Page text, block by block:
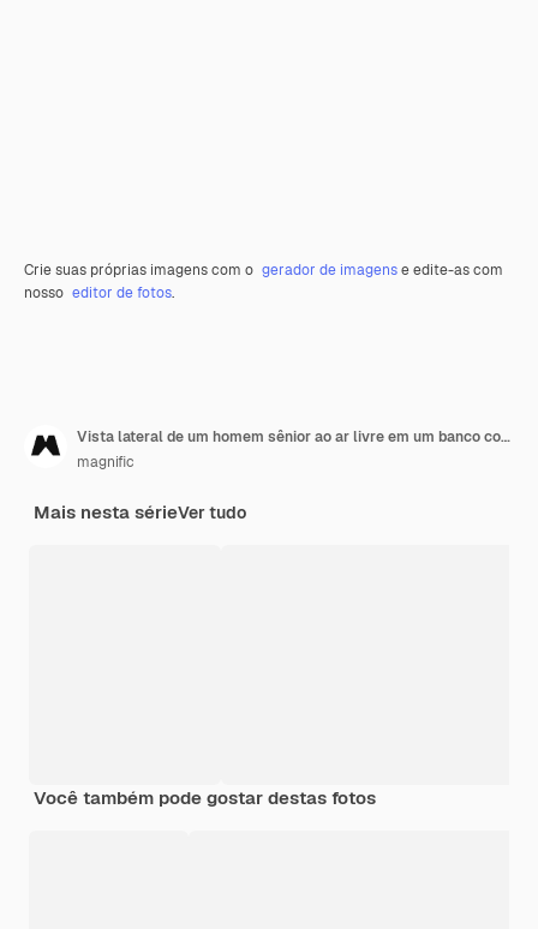
Crie suas próprias imagens com o gerador de imagense edite-as com
nosso editor de fotos.
Vista lateral de um homem sênior ao ar livre em um banco com um laptop
magnific
Mais nesta sérieVer tudo
Você também pode gostar destas fotos